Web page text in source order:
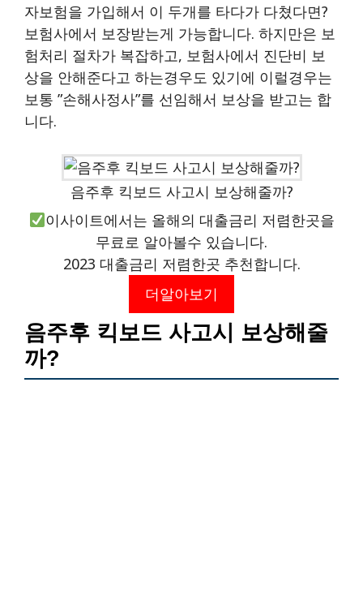
자보험을 가입해서 이 두개를 타다가 다쳤다면?
보험사에서 보장받는게 가능합니다. 하지만은 보
험처리 절차가 복잡하고, 보험사에서 진단비 보
상을 안해준다고 하는경우도 있기에 이럴경우는
보통 ”손해사정사”를 선임해서 보상을 받고는 합
니다.
음주후 킥보드 사고시 보상해줄까?
이사이트에서는 올해의 대출금리 저렴한곳을
무료로 알아볼수 있습니다.
2023 대출금리 저렴한곳 추천합니다.
더알아보기
음주후 킥보드 사고시 보상해줄
까?